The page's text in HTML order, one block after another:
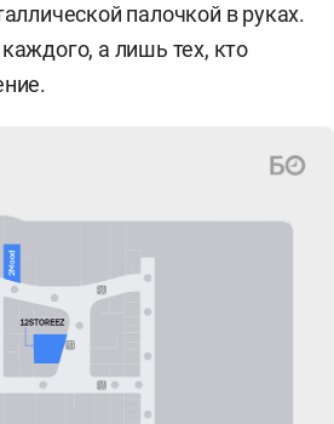
палочкой в руках.
а лишь тех, кто